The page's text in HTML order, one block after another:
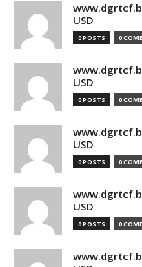
USD
0 POSTS 0
USD
0 POSTS 0
USD
0 POSTS 0
USD
0 POSTS 0